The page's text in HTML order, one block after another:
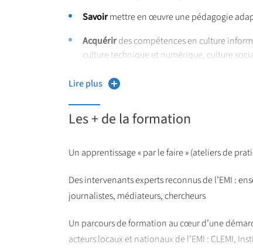
Savoirmettre en œuvre une pédagogie
Acquérirdes compétences en culture
culture technique et numérique, culture
Lire plus
Les + de la formation
Un apprentissage « par le faire » (ateliers de
Des intervenants experts reconnus de l’EMI :
journalistes, médiateurs, chercheurs
Un parcours de formation au cœur d’une
acteurs locaux et nationaux de l’EMI : CLEMI,